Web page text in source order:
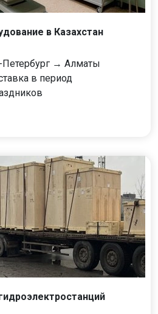
в Казахстан
Петербург → Алматы
в период